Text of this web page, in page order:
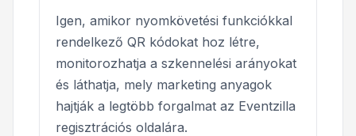
Igen, amikor nyomkövetési funkciókkal
rendelkező QR kódokat hoz létre,
monitorozhatja a szkennelési arányokat
és láthatja, mely marketing anyagok
hajtják a legtöbb forgalmat az Eventzilla
regisztrációs oldalára.